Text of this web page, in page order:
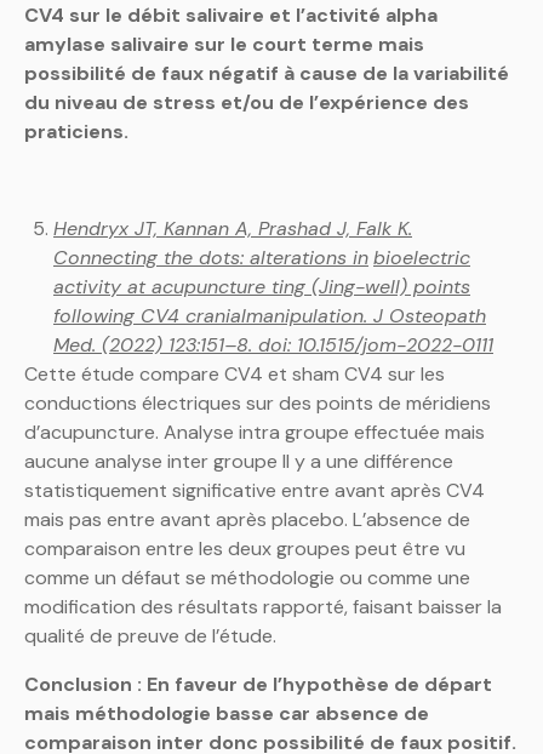
CV4 sur le débit salivaire et l’activité alpha
amylase salivaire sur le court terme mais
possibilité de faux négatif à cause de la variabilité
du niveau de stress et/ou de l’expérience des
praticiens.
Hendryx JT, Kannan A, Prashad J, Falk K.
Connecting the dots: alterations inbioelectric
activity at acupuncture ting (Jing-well) points
following CV4 cranialmanipulation. J Osteopath
Med. (2022) 123:151–8. doi: 10.1515/jom-2022-0111
Cette étude compare CV4 et sham CV4 sur les
conductions électriques sur des points de méridiens
d’acupuncture. Analyse intra groupe effectuée mais
aucune analyse inter groupe Il y a une différence
statistiquement significative entre avant après CV4
mais pas entre avant après placebo. L’absence de
comparaison entre les deux groupes peut être vu
comme un défaut se méthodologie ou comme une
modification des résultats rapporté, faisant baisser la
qualité de preuve de l’étude.
Conclusion : En faveur de l’hypothèse de départ
mais méthodologie basse car absence de
comparaison inter donc possibilité de faux positif.